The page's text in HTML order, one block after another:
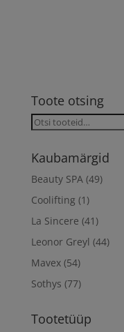
Toote otsing
Otsi:
Kaubamärgid
Beauty SPA (49)
Coolifting (1)
La Sincere (41)
Leonor Greyl (44)
Mavex (54)
Sothys (77)
Tootetüüp